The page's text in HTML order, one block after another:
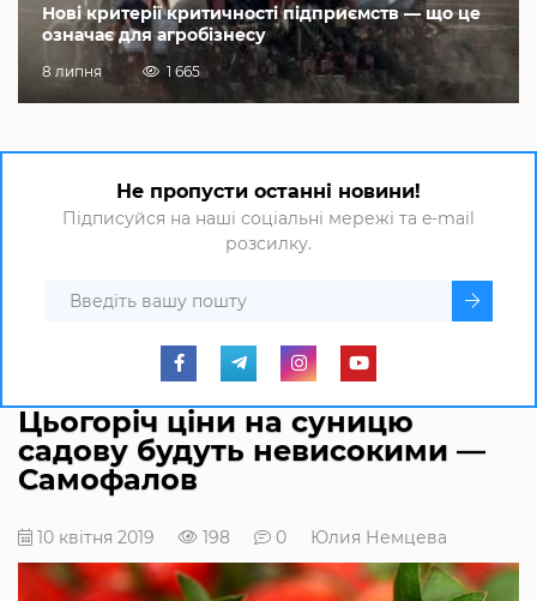
Нові критерії критичності підприємств — що це
означає для агробізнесу
8 липня 1 665
Не пропусти останні новини!
Підписуйся на наші соціальні мережі та e-mail
розсилку.
Цьогоріч ціни на суницю
садову будуть невисокими —
Самофалов
10 квітня 2019 198 0 Юлия Немцева